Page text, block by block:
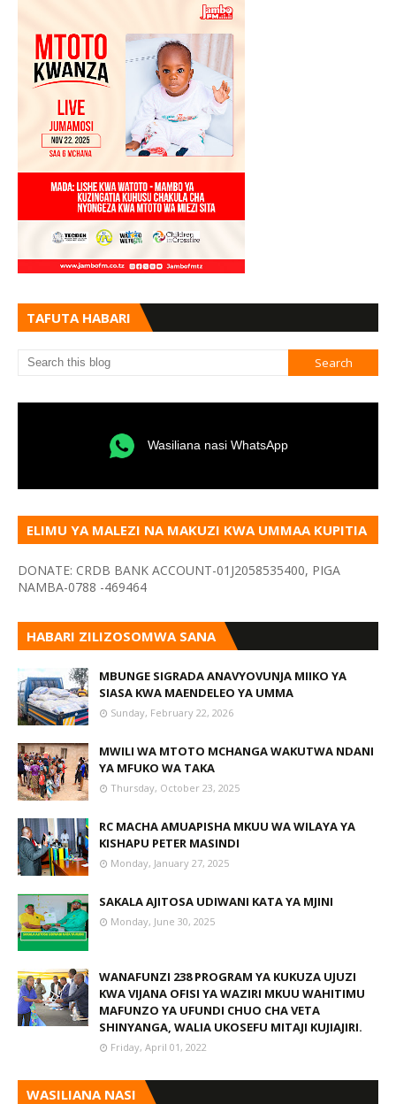
TAFUTA HABARI
Wasiliana nasi WhatsApp
ELIMU YA MALEZI NA MAKUZI KWA UMMAA KUPITIA
DONATE: CRDB BANK ACCOUNT-01J2058535400, PIGA
NAMBA-0788 -469464
HABARI ZILIZOSOMWA SANA
MBUNGE SIGRADA ANAVYOVUNJA MIIKO YA
SIASA KWA MAENDELEO YA UMMA
Sunday, February 22, 2026
MWILI WA MTOTO MCHANGA WAKUTWA NDANI
YA MFUKO WA TAKA
Thursday, October 23, 2025
RC MACHA AMUAPISHA MKUU WA WILAYA YA
KISHAPU PETER MASINDI
Monday, January 27, 2025
SAKALA AJITOSA UDIWANI KATA YA MJINI
Monday, June 30, 2025
WANAFUNZI 238 PROGRAM YA KUKUZA UJUZI
KWA VIJANA OFISI YA WAZIRI MKUU WAHITIMU
MAFUNZO YA UFUNDI CHUO CHA VETA
SHINYANGA, WALIA UKOSEFU MITAJI KUJIAJIRI.
Friday, April 01, 2022
WASILIANA NASI